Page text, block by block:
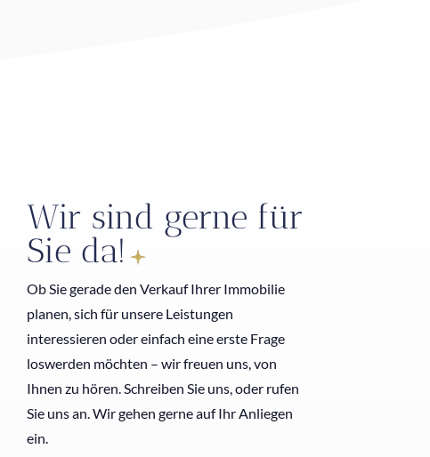
Wir sind gerne für
Sie da!
Ob Sie gerade den Verkauf Ihrer Immobilie
planen, sich für unsere Leistungen
interessieren oder einfach eine erste Frage
loswerden möchten – wir freuen uns, von
Ihnen zu hören. Schreiben Sie uns, oder rufen
Sie uns an. Wir gehen gerne auf Ihr Anliegen
ein.